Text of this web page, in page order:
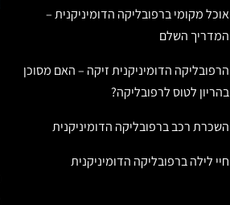
אוכל מקומי ברפובליקה הדומיניקנית –
המדריך השלם
הרפובליקה הדומיניקנית זיקה – האם מסוכן
בהריון לטוס לרפובליקה?
השכרת רכב ברפובליקה הדומיניקנית
חיי לילה ברפובליקה הדומיניקנית